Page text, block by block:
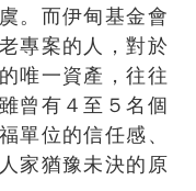
。而伊甸基金會
專案的人，對於
唯一資產，往往
曾有４至５名個
單位的信任感、
家猶豫未決的原